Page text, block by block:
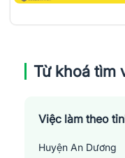
Từ khoá tìm
Việc làm theo
Huyện An Dương